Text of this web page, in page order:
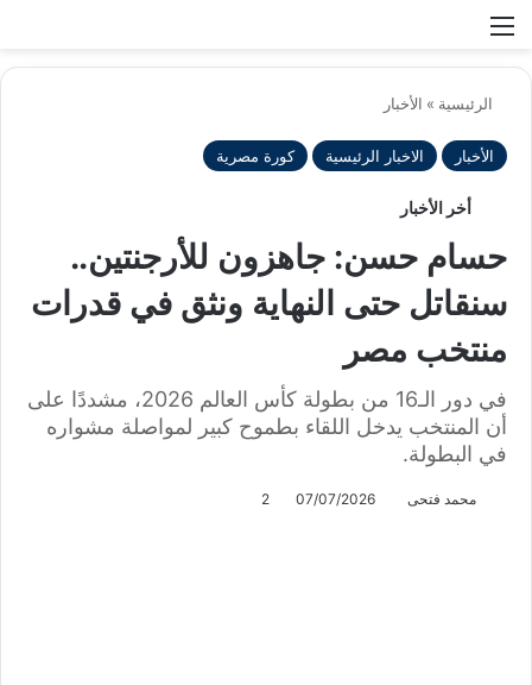
الرئيسية » الأخبار
الأخبار الاخبار الرئيسية كورة مصرية
أخر الأخبار
حسام حسن: جاهزون للأرجنتين..
سنقاتل حتى النهاية ونثق في قدرات
منتخب مصر
في دور الـ16 من بطولة كأس العالم 2026، مشددًا على
أن المنتخب يدخل اللقاء بطموح كبير لمواصلة مشواره
في البطولة.
محمد فتحى 07/07/2026
2